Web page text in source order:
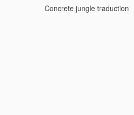
Concrete jungle traduction